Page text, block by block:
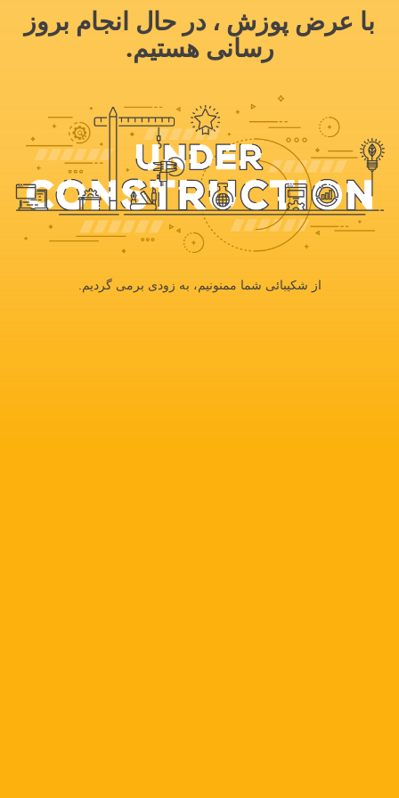
با عرض پوزش ، در حال انجام بروز
رسانی هستیم.
از شکیبائی شما ممنونیم، به زودی برمی گردیم.